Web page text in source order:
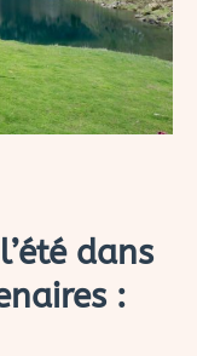
dans
: